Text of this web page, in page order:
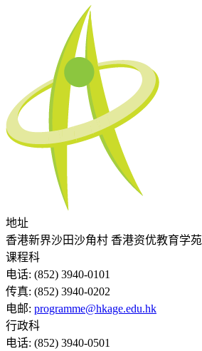
地址
香港新界沙田沙角村 香港资优教育学苑
课程科
电话: (852) 3940-0101
传真: (852) 3940-0202
电邮: programme@hkage.edu.hk
行政科
电话: (852) 3940-0501